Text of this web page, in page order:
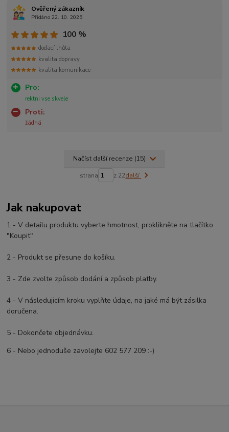
Ověřený zákazník
Přidáno 22. 10. 2025
Pro:
rektni vse skvele
Proti:
žádná
100 %
dodací lhůta
kvalita dopravy
kvalita komunikace
Načíst další recenze (15)
strana z 22další
Jak nakupovat
1 - V detailu produktu vyberte hmotnost, proklikněte na tlačítko
"Koupit"
2 - Produkt se přesune do košíku.
3 - Zde zvolte způsob dodání a způsob platby.
4 - V následujicím kroku vyplňte údaje, na jaké má být zásilka
doručena.
5 - Dokončete objednávku.
6 - Nebo jednoduše zavolejte 602 577 209 :-)